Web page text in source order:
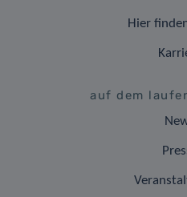
Hier
auf dem